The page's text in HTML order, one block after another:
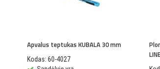
Apvalus teptukas KUBALA 30 mm
Kodas: 60-4027